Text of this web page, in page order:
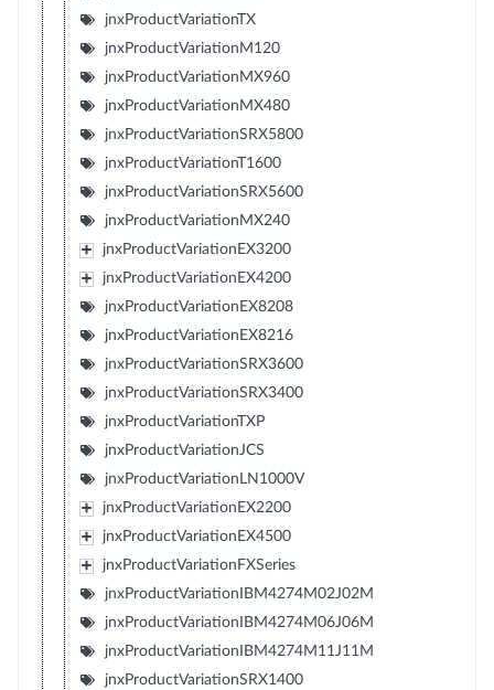
jnxProductVariationTX
jnxProductVariationM120
jnxProductVariationMX960
jnxProductVariationMX480
jnxProductVariationSRX5800
jnxProductVariationT1600
jnxProductVariationSRX5600
jnxProductVariationMX240
jnxProductVariationEX3200
jnxProductVariationEX4200
jnxProductVariationEX8208
jnxProductVariationEX8216
jnxProductVariationSRX3600
jnxProductVariationSRX3400
jnxProductVariationTXP
jnxProductVariationJCS
jnxProductVariationLN1000V
jnxProductVariationEX2200
jnxProductVariationEX4500
jnxProductVariationFXSeries
jnxProductVariationIBM4274M02J02M
jnxProductVariationIBM4274M06J06M
jnxProductVariationIBM4274M11J11M
jnxProductVariationSRX1400